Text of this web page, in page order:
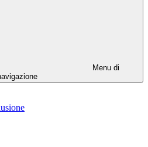
Menu di